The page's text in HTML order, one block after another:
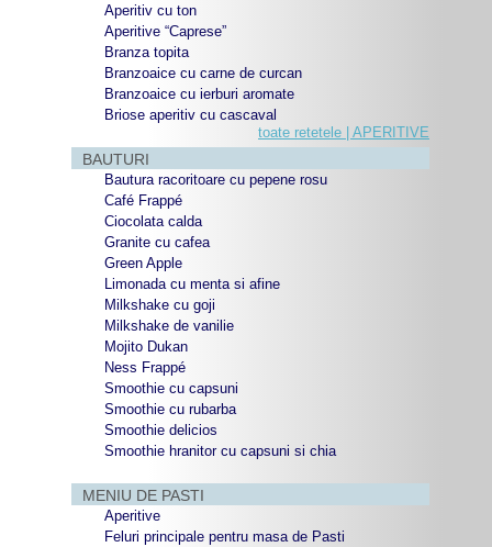
Aperitiv cu ton
Aperitive “Caprese”
Branza topita
Branzoaice cu carne de curcan
Branzoaice cu ierburi aromate
Briose aperitiv cu cascaval
toate retetele | APERITIVE
BAUTURI
Bautura racoritoare cu pepene rosu
Café Frappé
Ciocolata calda
Granite cu cafea
Green Apple
Limonada cu menta si afine
Milkshake cu goji
Milkshake de vanilie
Mojito Dukan
Ness Frappé
Smoothie cu capsuni
Smoothie cu rubarba
Smoothie delicios
Smoothie hranitor cu capsuni si chia
MENIU DE PASTI
Aperitive
Feluri principale pentru masa de Pasti